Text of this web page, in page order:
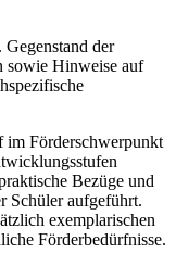
der
sowie Hinweise auf
im Förderschwerpunkt
Bezüge und
Schüler aufgeführt.
exemplarischen
Förderbedürfnisse.